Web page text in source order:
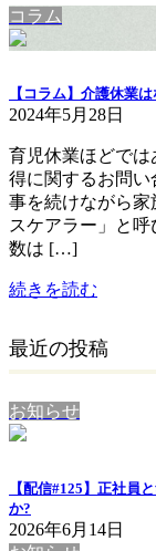
コラム
【コラム】介護休業
2024年5月28日
育児休業ほどでは
得に関するお問
事を続けながら
スケアラー」と
数は […]
続きを読む
最近の投稿
お知らせ
【配信#125】正社員
か?
2026年6月14日